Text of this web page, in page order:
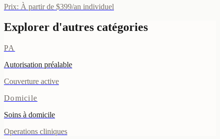
Prix: À partir de $399/an individuel
Explorer d'autres catégories
PA
Autorisation préalable
Couverture active
Domicile
Soins à domicile
Operations cliniques